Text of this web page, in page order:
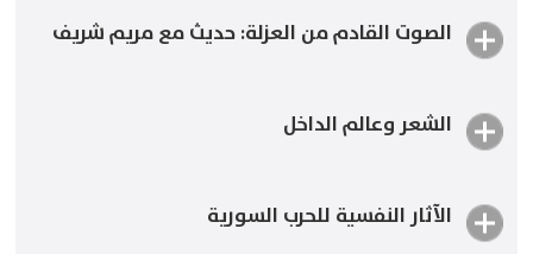
الشعر ليس مرآةً للواقع: حديث مع بسمة شيخو
الصوت القادم من العزلة: حديث مع مريم شريف
The Voice Coming From Isolation
الشعر وعالم الداخل
الشعر وعالم الداخل
الآثار النفسية للحرب السورية